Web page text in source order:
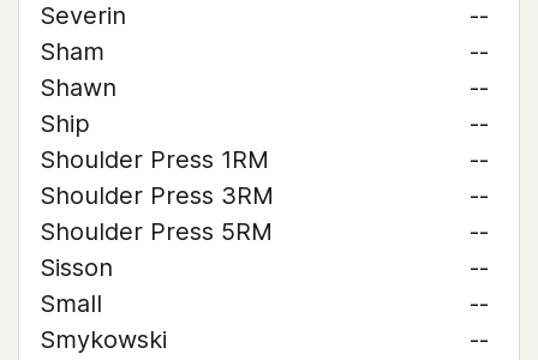
Severin
--
Sham
--
Shawn
--
Ship
--
Shoulder Press 1RM
--
Shoulder Press 3RM
--
Shoulder Press 5RM
--
Sisson
--
Small
--
Smykowski
--